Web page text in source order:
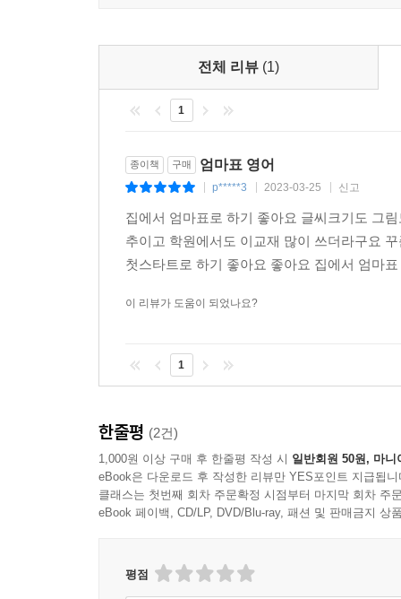
First Step in Grammar 1A에서는 기본적인 품사
가운데 문장을 구성하는 이러한 품사들이 어떻게
1) Grammar Point
2) Catch the Grammar (Find the grammar patterns)
- 문장 제시, 퀴즈, 선 긋기, 퍼즐 등의 다채로운
3) Make it Yours (Summarize the grammar
- 발견한 패턴을 차트에 정리하는 형태 등을 통하
- 다양한 형태의 문제를 통하여 해당 레슨에서 정
- 각 레슨에서 다룬 모든 문법 사항들을 총 망라하
7) Talking About Pictures & Quiz
- 배운 문법 지식을 활용한 그림 보며 빨리 말해
재보고 경쟁하면서 액티브한 교실 수업을 이끌어
전달되는 문법 패턴이 아이들 머리 속에 살아 움직
전체 리뷰 (1)
1
종이책 구매 엄마표 영어
p*****3 2023-03-25 신고
집에서 엄마표로 하기 좋아요 글씨크기도 그
추이고 학원에서도 이교재 많이 쓰더라구요
첫스타트로 하기 좋아요 좋아요 집에서 엄마
이 리뷰가 도움이 되었나요?
1
한줄평 (2건)
1,000원 이상 구매 후 한줄평 작성 시 일반회원 50원, 마니
eBook은 다운로드 후 작성한 리뷰만 YES포인트 지급됩니
클래스는 첫번째 회차 주문확정 시점부터 마지막 회차 주
eBook 페이백, CD/LP, DVD/Blu-ray, 패션 및 판매금지 상
평점